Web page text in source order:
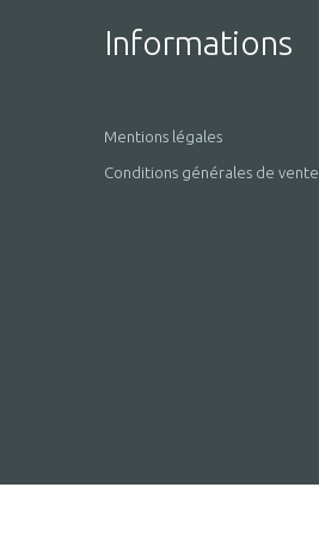
Informations
Mentions légales
Conditions générales de vente